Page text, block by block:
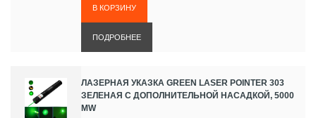
ПОДРОБНЕЕ
ЛАЗЕРНАЯ УКАЗКА GREEN LASER POINTER 303
ЗЕЛЕНАЯ С ДОПОЛНИТЕЛЬНОЙ НАСАДКОЙ, 5000
MW